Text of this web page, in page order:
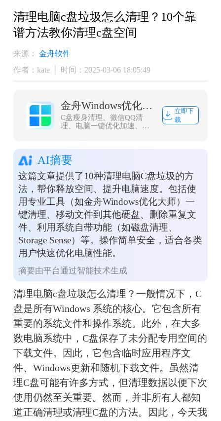
清理电脑c盘垃圾怎么清理？10个靠
谱方法教你清理c盘空间
来源：
金舟软件
作者：kate
时间：2025-03-06 18:05:49
金舟Windows优化大师
C盘瘦身清理、微信QQ清
理、电脑一键优化加速、浏
优化工具，轻松解决C盘爆
红问题
立即下
载
AI摘要
这篇文章提供了10种清理电脑C盘垃圾的方
法，帮你释放空间、提升电脑速度。包括使
用专业工具（如金舟Windows优化大师）一
键清理、移动文件到其他硬盘、删除重复文
件、利用系统自带功能（如磁盘清理、
Storage Sense）等。操作简单安全，适合各类
用户快速优化电脑性能。
摘要由平台通过智能技术生成
清理电脑c盘垃圾怎么清理？一般情况下，C
盘是所有Windows 系统的核心。它包含所有
重要的系统文件和操作系统。此外，在大多
数电脑系统中，C盘保存了未分配专用空间的
下载文件。因此，它包含临时应用程序文
件、Windows更新和随机下载文件。虽然清
理C盘可能有许多方式，但清理数据以便下次
使用仍然至关重要。然而，并非所有人都知
道正确清理或清理C盘的方法。因此，今天我